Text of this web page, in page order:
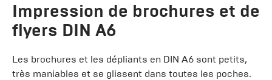
Impression de brochures et de
flyers DIN A6
Les brochures et les dépliants en DIN A6 sont petits,
très maniables et se glissent dans toutes les poches.